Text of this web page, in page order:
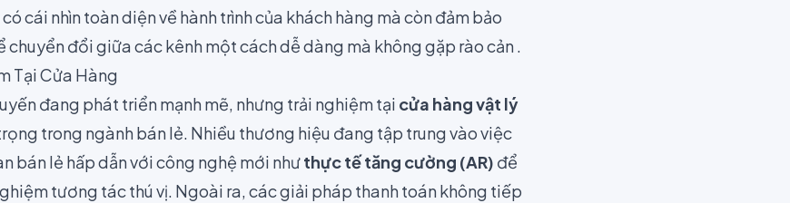
cái nhìn toàn diện về hành trình của khách hàng mà còn đảm bảo
chuyển đổi giữa các kênh một cách dễ dàng mà không gặp rào cản .
Tại Cửa Hàng
đang phát triển mạnh mẽ, nhưng trải nghiệm tại cửa hàng vật lý
trong ngành bán lẻ. Nhiều thương hiệu đang tập trung vào việc
bán lẻ hấp dẫn với công nghệ mới nhưthực tế tăng cường (AR) để
tương tác thú vị. Ngoài ra, các giải pháp thanh toán không tiếp